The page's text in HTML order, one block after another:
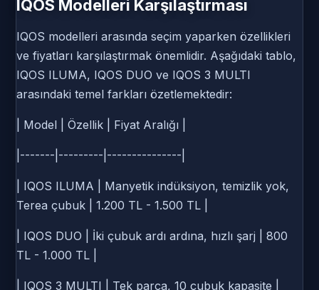
IQOS Modelleri Karşılaştırması
IQOS modelleri arasında seçim yaparken özellikleri
ve fiyatları karşılaştırmak önemlidir. Aşağıdaki tablo,
IQOS ILUMA, IQOS DUO ve IQOS 3 MULTI
arasındaki temel farkları özetlemektedir:
| Model | Özellik | Fiyat Aralığı |
|-------|---------|---------------|
| IQOS ILUMA | Manyetik indüksiyon, temizlik yok,
Terea çubuk | 1.200 TL - 1.500 TL |
| IQOS DUO | İki çubuk ardı ardına, hızlı şarj | 800
TL - 1.000 TL |
| IQOS 3 MULTI | Tek parça, 10 çubuk kapasite |